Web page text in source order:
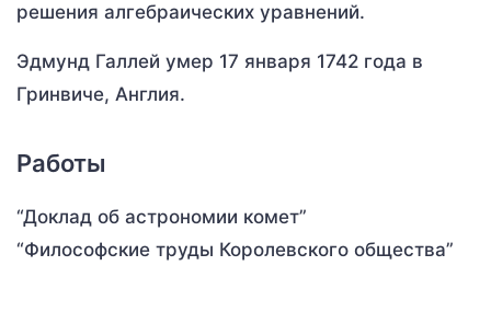
решения алгебраических уравнений.
Эдмунд Галлей умер 17 января 1742 года в
Гринвиче, Англия.
Работы
“Доклад об астрономии комет”
“Философские труды Королевского общества”